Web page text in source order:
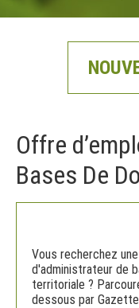
Offre
Bases De
Vous recherchez
d'administrateur de
territoriale ?
dessous par